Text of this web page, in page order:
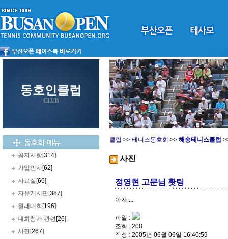
동호인클럽
CLUB
공지사항[314]
가입인사[62]
자료실 [66]
자유게시판[387]
월례대회 [196]
대회참가 관련 [26]
사진 [267]
클럽 >> 테니스동호회 >> 해송테니스클럽
사진
정영현 고문님 홧팅
아자.....
파일 :
조회 : 208
작성 : 2005년 06월 06일 16:40:59